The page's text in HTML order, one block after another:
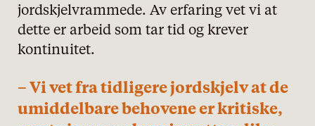
jordskjelvrammede. Av erfaring vet vi at
dette er arbeid som tar tid og krever
kontinuitet.
– Vi vet fra tidligere jordskjelv at de
umiddelbare behovene er kritiske,